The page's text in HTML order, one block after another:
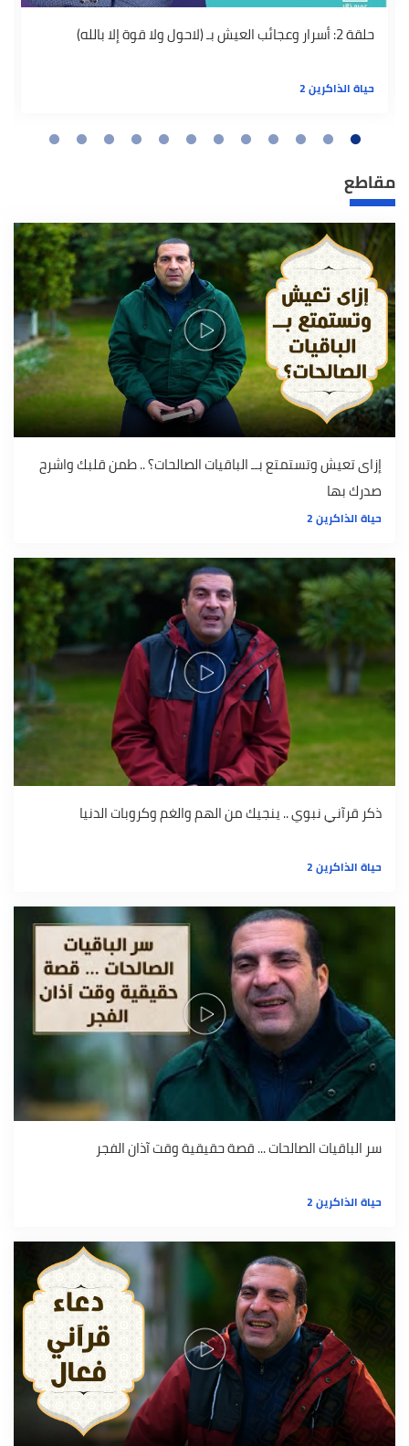
حلقة 2: أسرار وعجائب العيش بـ (لاحول ولا قوة إلا بالله)
حياة الذاكرين 2
مقاطع
إزاى تعيش وتستمتع بــ الباقيات الصالحات؟ .. طمن قلبك واشرح
صدرك بها
حياة الذاكرين 2
ذكر قرآني نبوي .. ينجيك من الهم والغم وكروبات الدنيا
حياة الذاكرين 2
سر الباقيات الصالحات ... قصة حقيقية وقت آذان الفجر
حياة الذاكرين 2